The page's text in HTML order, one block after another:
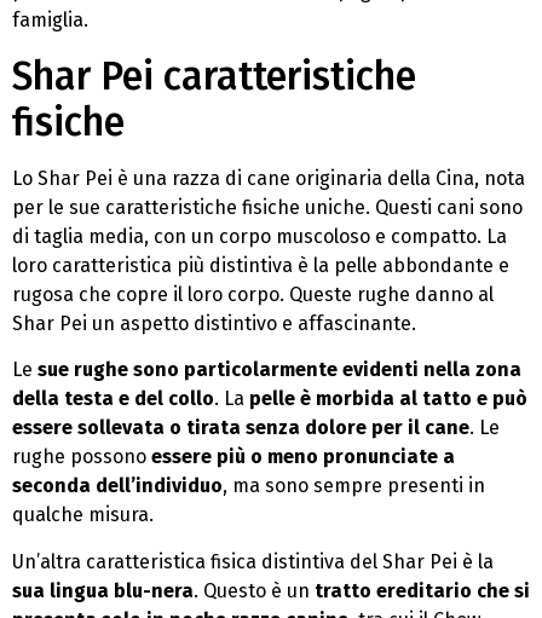
famiglia.
Shar Pei caratteristiche
fisiche
Lo Shar Pei è una razza di cane originaria della Cina, nota
per le sue caratteristiche fisiche uniche. Questi cani sono
di taglia media, con un corpo muscoloso e compatto. La
loro caratteristica più distintiva è la pelle abbondante e
rugosa che copre il loro corpo. Queste rughe danno al
Shar Pei un aspetto distintivo e affascinante.
Le sue rughe sono particolarmente evidenti nella zona
della testa e del collo. La pelle è morbida al tatto e può
essere sollevata o tirata senza dolore per il cane. Le
rughe possono essere più o meno pronunciate a
seconda dell’individuo, ma sono sempre presenti in
qualche misura.
Un’altra caratteristica fisica distintiva del Shar Pei è la
sua lingua blu-nera. Questo è un tratto ereditario che si